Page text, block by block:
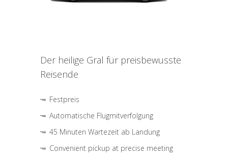
Der heilige Gral für preisbewusste
Reisende
Festpreis
Automatische Flugmitverfolgung
45 Minuten Wartezeit ab Landung
Convenient pickup at precise meeting